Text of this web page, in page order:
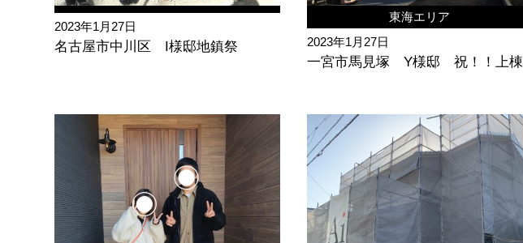
2023年1月27日
名古屋市中川区 I様邸地鎮祭
東海エリア
2023年1月27日
一宮市馬見塚 Y様邸 祝！！上棟